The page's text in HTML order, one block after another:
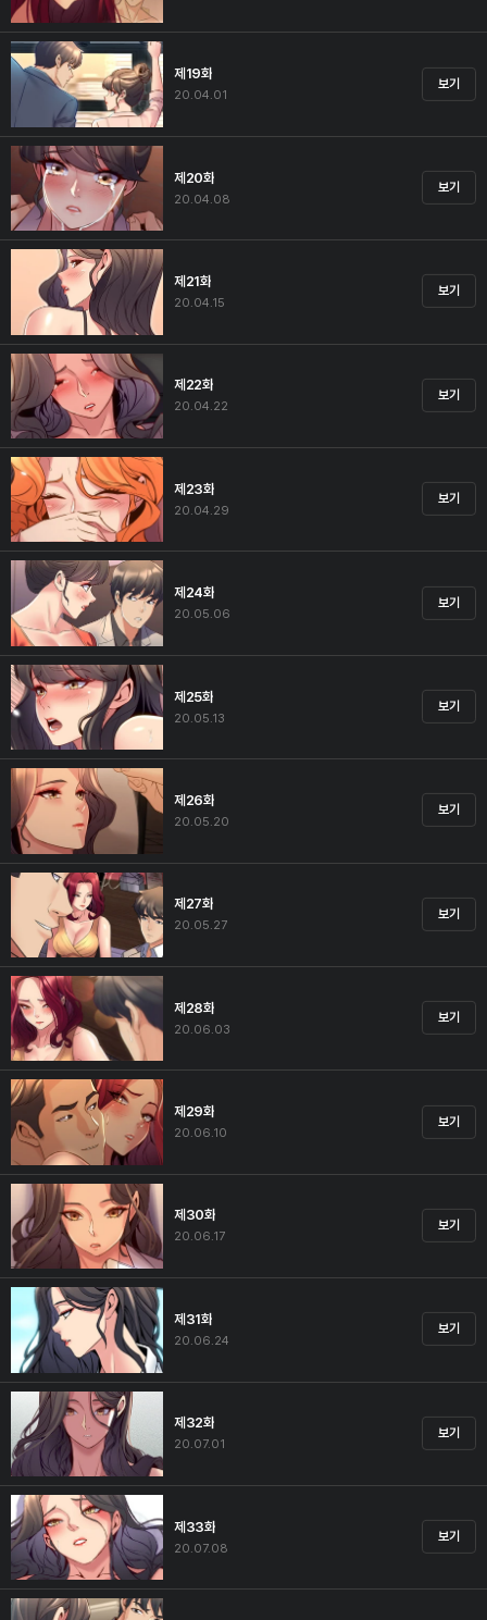
제19화
20.04.01
보기
제20화
20.04.08
보기
제21화
20.04.15
보기
제22화
20.04.22
보기
제23화
20.04.29
보기
제24화
20.05.06
보기
제25화
20.05.13
보기
제26화
20.05.20
보기
제27화
20.05.27
보기
제28화
20.06.03
보기
제29화
20.06.10
보기
제30화
20.06.17
보기
제31화
20.06.24
보기
제32화
20.07.01
보기
제33화
20.07.08
보기